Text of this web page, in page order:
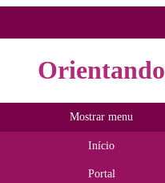
Orientando
Mostrar menu
Início
Portal